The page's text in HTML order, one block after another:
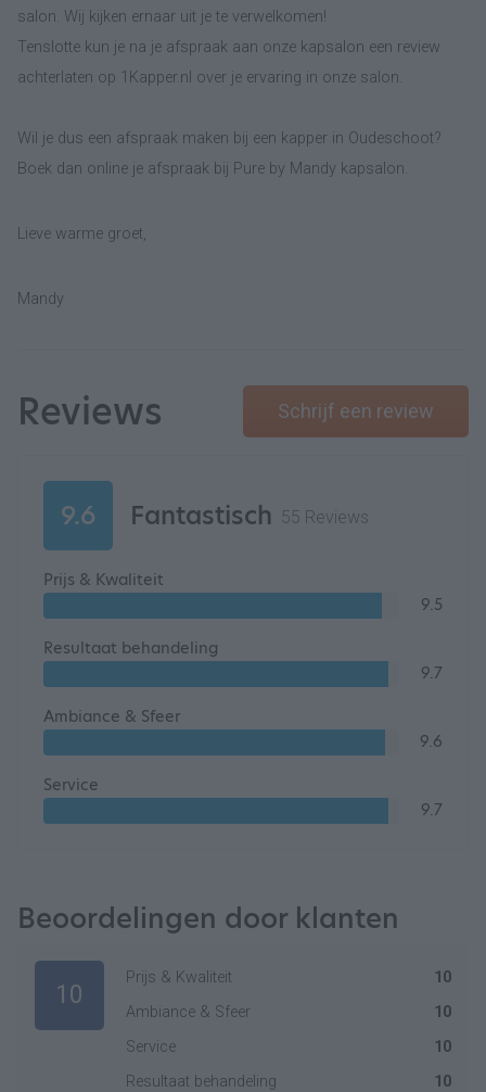
salon. Wij kijken ernaar uit je te verwelkomen!
Tenslotte kun je na je afspraak aan onze kapsalon een review
achterlaten op 1Kapper.nl over je ervaring in onze salon.
Wil je dus een afspraak maken bij een kapper in Oudeschoot?
Boek dan online je afspraak bij Pure by Mandy kapsalon.
Lieve warme groet,
Mandy
Reviews Schrijf een review
9.6 Fantastisch 55 Reviews
Prijs & Kwaliteit
9.5
Resultaat behandeling
9.7
Ambiance & Sfeer
9.6
Service
9.7
Beoordelingen door klanten
10
Prijs & Kwaliteit
10
Ambiance & Sfeer
10
Service
10
Resultaat behandeling
10